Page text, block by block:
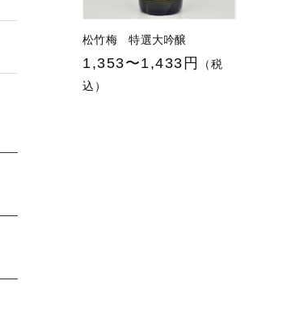
松竹梅 特選大吟醸
1,353〜1,433円
（税
込）